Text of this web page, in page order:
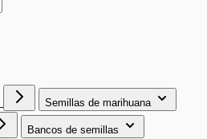
Semillas de marihuana
Bancos de semillas